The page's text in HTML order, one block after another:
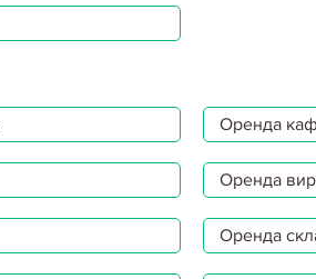
Оренда
Оренда
Оренда